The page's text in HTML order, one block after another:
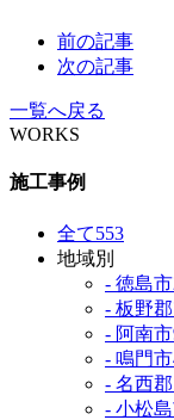
前の記事
次の記事
一覧へ戻る
WORKS
施工事例
全て553
地域別
- 徳島市
- 板野郡
- 阿南市
- 鳴門市
- 名西郡
- 小松